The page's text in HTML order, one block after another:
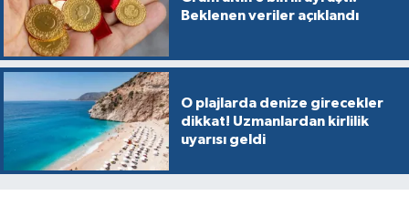
Beklenen veriler açıklandı
O plajlarda denize girecekler
dikkat! Uzmanlardan kirlilik
uyarısı geldi